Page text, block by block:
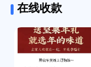
在线收款